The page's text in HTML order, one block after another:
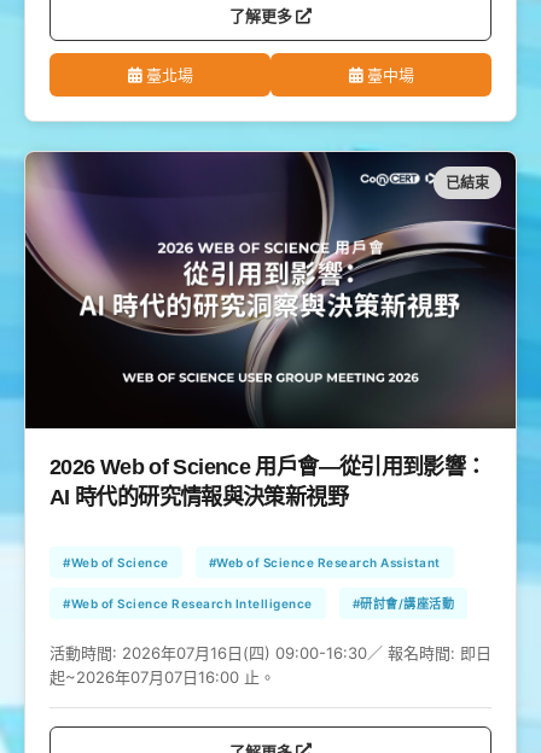
了解更多
臺北場 臺中場
已結束
2026 Web of Science 用戶會—從引用到影響：
AI 時代的研究情報與決策新視野
#Web of Science #Web of Science Research Assistant
#Web of Science Research Intelligence #研討會/講座活動
活動時間: 2026年07月16日(四) 09:00-16:30／ 報名時間: 即日
起~2026年07月07日16:00 止。